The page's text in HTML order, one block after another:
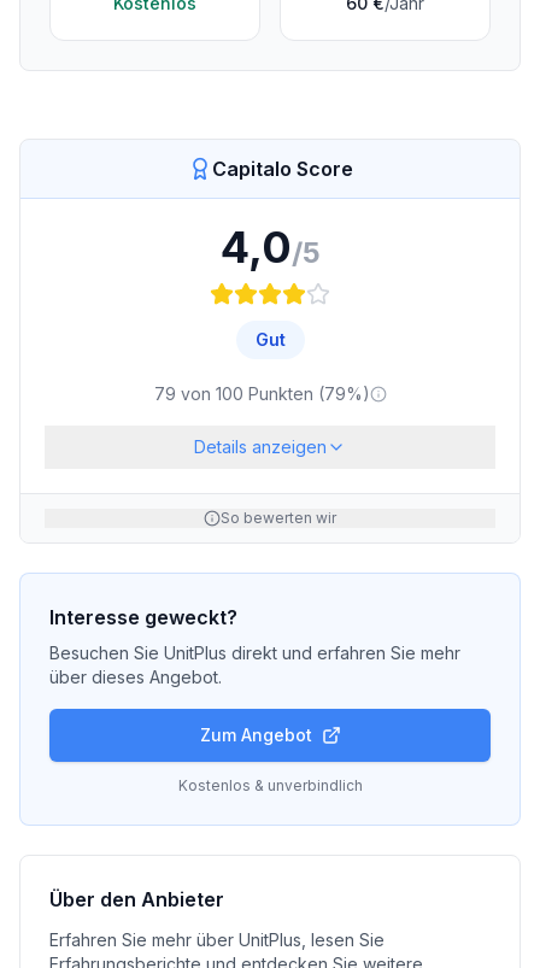
Capitalo Score
4,0/5
Gut
79 von 100 Punkten (79%)
Details anzeigen
So bewerten wir
Interesse geweckt?
Besuchen Sie UnitPlus direkt und erfahren Sie mehr
über dieses Angebot.
Zum Angebot
Kostenlos & unverbindlich
Über den Anbieter
Erfahren Sie mehr über UnitPlus , lesen Sie
Erfahrungsberichte und entdecken Sie weitere